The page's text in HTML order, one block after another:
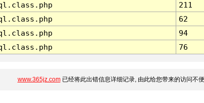
211
62
94
76
www.365jz.com已经将此出错信息详细记录, 由此给您带来的访问不